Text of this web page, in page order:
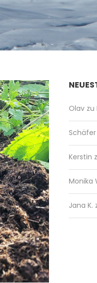
Olavzu
Kerstin
Monika
Jana K.